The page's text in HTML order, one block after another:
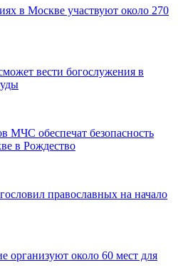
в Москве участвуют около 270
вести богослужения в
МЧС обеспечат безопасность
в Рождество
православных на начало
организуют около 60 мест для